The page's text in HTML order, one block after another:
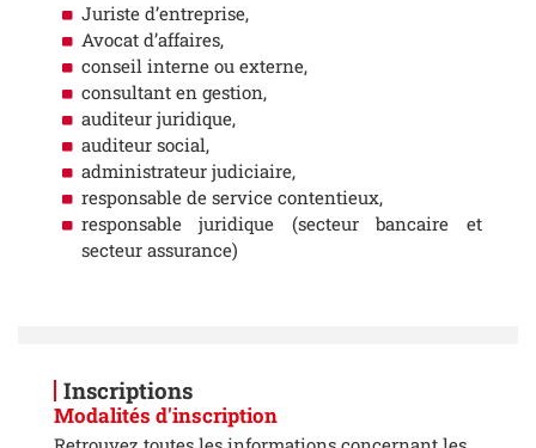
Juriste d’entreprise,
Avocat d’affaires,
conseil interne ou externe,
consultant en gestion,
auditeur juridique,
auditeur social,
administrateur judiciaire,
responsable de service contentieux,
responsable juridique (secteur bancaire et
secteur assurance)
Inscriptions
Modalités d'inscription